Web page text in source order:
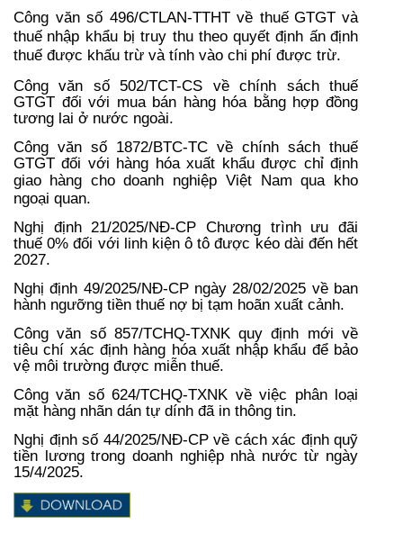
Công văn số 496/CTLAN-TTHT về thuế GTGT và
thuế nhập khẩu bị truy thu theoquyết định ấn định
thuế được khấu trừ và tính vào chi phí được trừ.
Công văn số 502/TCT-CS về chính sách thuế
GTGT đối với mua bán hàng hóa bằng hợp đồng
tương lai ở nước ngoài.
Công văn số 1872/BTC-TC về chính sách thuế
GTGT đối với hàng hóa xuất khẩu được chỉ định
giao hàng cho doanh nghiệp Việt Nam qua kho
ngoại quan.
Nghị định 21/2025/NĐ-CP Chương trình ưu đãi
thuế 0% đối với linh kiện ô tô được kéo dài đến hết
2027.
Nghị định 49/2025/NĐ-CP ngày 28/02/2025 về ban
hành ngưỡng tiền thuế nợ bị tạm hoãn xuất cảnh.
Công văn số 857/TCHQ-TXNK quy định mới về
tiêu chí xác định hàng hóa xuất nhập khẩu để bảo
vệ môi trường được miễn thuế.
Công văn số 624/TCHQ-TXNK về việc phân loại
mặt hàng nhãn dán tự dính đã in thông tin.
Nghị định số 44/2025/NĐ-CP về cách xác định quỹ
tiền lương trong doanh nghiệp nhà nước từ ngày
15/4/2025.